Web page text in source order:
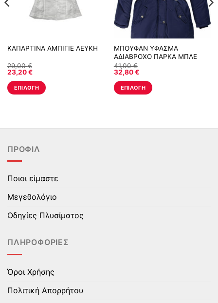
ΚΑΠΑΡΤΙΝΑ ΑΜΠΙΓΙΕ ΛΕΥΚΗ
29,00€
23,20€
ΕΠΙΛΟΓΉ
έχει
παραλλαγές.
Οι
μπορούν
επιλεγούν
στη
σελίδα
προϊόντος
ΜΠΟΥΦΑΝ ΥΦΑΣΜΑ
ΑΔΙΑΒΡΟΧΟ ΠΑΡΚΑ ΜΠΛΕ
41,00€
32,80€
ΕΠΙΛΟΓΉ
έχει
ΠΡΟΦΊΛ
Ποιοι είμαστε
Μεγεθολόγιο
Οδηγίες Πλυσίματος
ΠΛΗΡΟΦΟΡΊΕΣ
Όροι Χρήσης
Πολιτική Απορρήτου